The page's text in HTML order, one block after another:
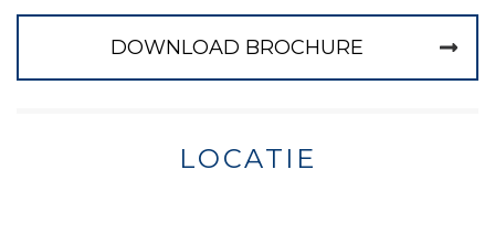
DOWNLOAD BROCHURE
LOCATIE